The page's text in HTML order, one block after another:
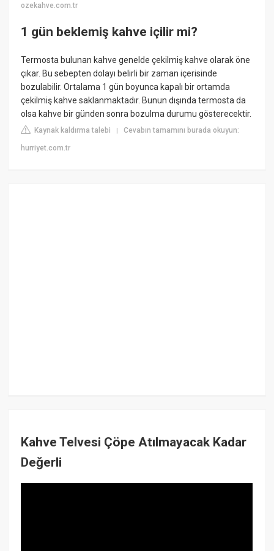
ozekahve.com.tr
1 gün beklemiş kahve içilir mi?
Termosta bulunan kahve genelde çekilmiş kahve olarak öne
çıkar. Bu sebepten dolayı belirli bir zaman içerisinde
bozulabilir. Ortalama 1 gün boyunca kapalı bir ortamda
çekilmiş kahve saklanmaktadır. Bunun dışında termosta da
olsa kahve bir günden sonra bozulma durumu gösterecektir.
Kaynak kaldırma talebi |Cevabın tamamını burada okuyun:
hurriyet.com.tr
Kahve Telvesi Çöpe Atılmayacak Kadar
Değerli